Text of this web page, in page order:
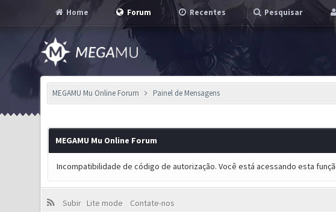
Home Forum Recentes Pesquisar
MEGAMU Mu Online Forum Painel de Mensagens
MEGAMU Mu Online Forum
Incompatibilidade de código de autorização. Você está acessando esta
Subir Lite mode
Contate-nos